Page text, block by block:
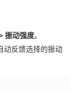
振动强度。
动反馈选择的振动